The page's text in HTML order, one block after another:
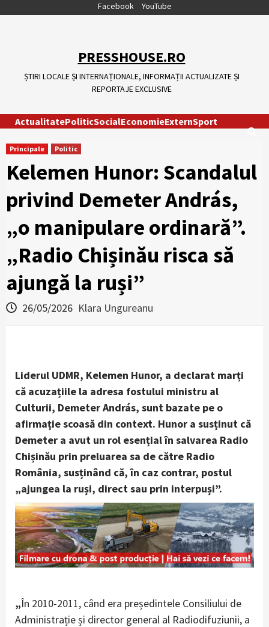
Facebook YouTube
PRESSHOUSE.RO
ȘTIRI LOCALE ȘI INTERNAȚIONALE, INFORMAȚII ACTUALIZATE ȘI
REPORTAJE EXCLUSIVE
ActualitatePoliticSocialEconomieExternSport
Principale Politic
Kelemen Hunor: Scandalul
privind Demeter András,
„o manipulare ordinară”.
„Radio Chișinău risca să
ajungă la ruși”
26/05/2026 Klara Ungureanu
Liderul UDMR, Kelemen Hunor, a declarat marți
că acuzațiile la adresa fostului ministru al
Culturii, Demeter András, sunt bazate pe o
afirmație scoasă din context. Hunor a susținut că
Demeter a avut un rol esențial în salvarea Radio
Chișinău prin preluarea sa de către Radio
România, susținând că, în caz contrar, postul
„ajungea la ruși, direct sau prin interpuși”.
„În 2010-2011, când era președintele Consiliului de
Administrație și director general al Radiodifuziunii, a